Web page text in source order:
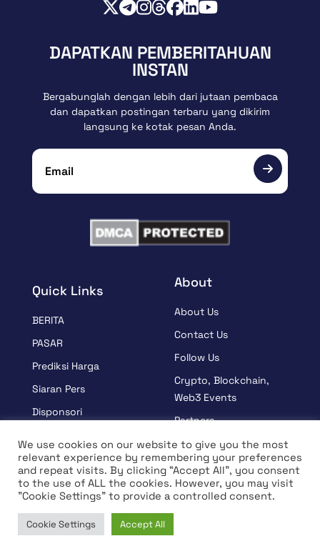
Quick Links
BERITA
PASAR
Prediksi Harga
Siaran Pers
Disponsori
Wawancara
About
About Us
Contact Us
Follow Us
Crypto, Blockchain,
Web3 Events
Partners
Terms And Condition
Privacy Policy
DAPATKAN PEMBERITAHUAN
INSTAN
Bergabunglah dengan lebih dari jutaan pembaca
dan dapatkan postingan terbaru yang dikirim
langsung ke kotak pesan Anda.
© Hak Cipta 2026 Semua Hak Dilindungi Undang-Undang |
Coin Edition
We use cookies on our website to give you the most
relevant experience by remembering your preferences
and repeat visits. By clicking “Accept All”, you consent
to the use of ALL the cookies. However, you may visit
"Cookie Settings" to provide a controlled consent.
Cookie Settings Accept All